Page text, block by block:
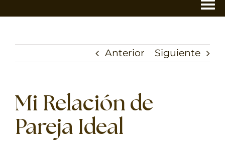
ALMA DE MUJER
CURSOS
TERAPIAS
Anterior Siguiente
Mi Relación de
Pareja Ideal